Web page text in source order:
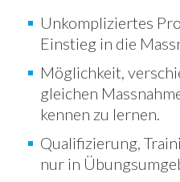
Unkompliziertes
Einstieg in die
Möglichkeit,
gleichen
kennen zu lernen.
Qualifizierung,
nur in